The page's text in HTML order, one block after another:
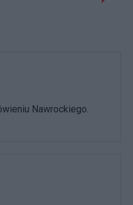
Nawrockiego.